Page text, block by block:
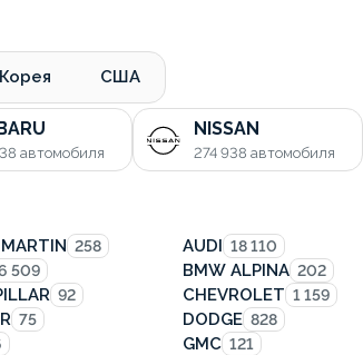
Корея США
автомобиля
NISSAN
274 938 автомобиля
258 AUDI 18 110
509 BMW ALPINA 202
92 CHEVROLET 1 159
75 DODGE 828
GMC 121